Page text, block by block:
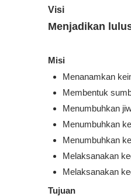
Visi
Menjadikan
Misi
Menanamkan
Membentuk
Menumbuhkan
Menumbuhkan
Menumbuhkan
Melaksanakan
Melaksanakan
Tujuan